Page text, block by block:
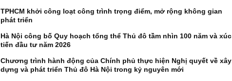
TPHCM khởi công loạt công trình trọng điểm, mở rộng không gian
phát triển
Hà Nội công bố Quy hoạch tổng thể Thủ đô tầm nhìn 100 năm và xúc
tiến đầu tư năm 2026
Chương trình hành động của Chính phủ thực hiện Nghị quyết về xây
dựng và phát triển Thủ đô Hà Nội trong kỷ nguyên mới